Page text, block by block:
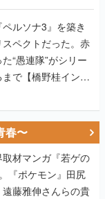
ペルソナ3』を築き
スペクトだった。赤
“愚連隊”がシリー
で【橋野桂インタ
春〜
材マンガ『若ゲの
『ポケモン』田尻
藤雅伸さんらの貴